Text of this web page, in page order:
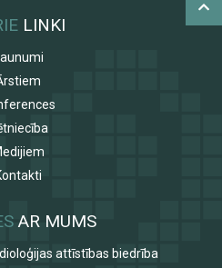
LINKI
AR MUMS
attīstības biedrība